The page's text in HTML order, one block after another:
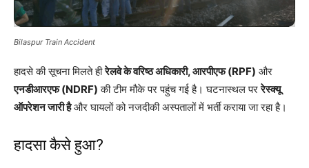
Bilaspur Train Accident
हादसे की सूचना मिलते हीरेलवे के वरिष्ठ अधिकारी, आरपीएफ (RPF) और
एनडीआरएफ (NDRF) की टीम मौके पर पहुंच गई है। घटनास्थल पररेस्क्यू
ऑपरेशन जारी हैऔर घायलों को नजदीकी अस्पतालों में भर्ती कराया जा रहा है।
हादसा कैसे हुआ?